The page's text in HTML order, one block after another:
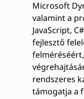
Microsoft
valamint a
JavaScript,
fejlesztő
rendszeres
támogatja a